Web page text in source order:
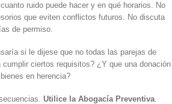
ruido puede hacer y en qué horarios. No
que eviten conflictos futuros. No discuta
de permiso.
si le dijese que no todas las parejas de
ciertos requisitos? ¿Y que una donación
en herencia?
Utilice la Abogacía Preventiva.